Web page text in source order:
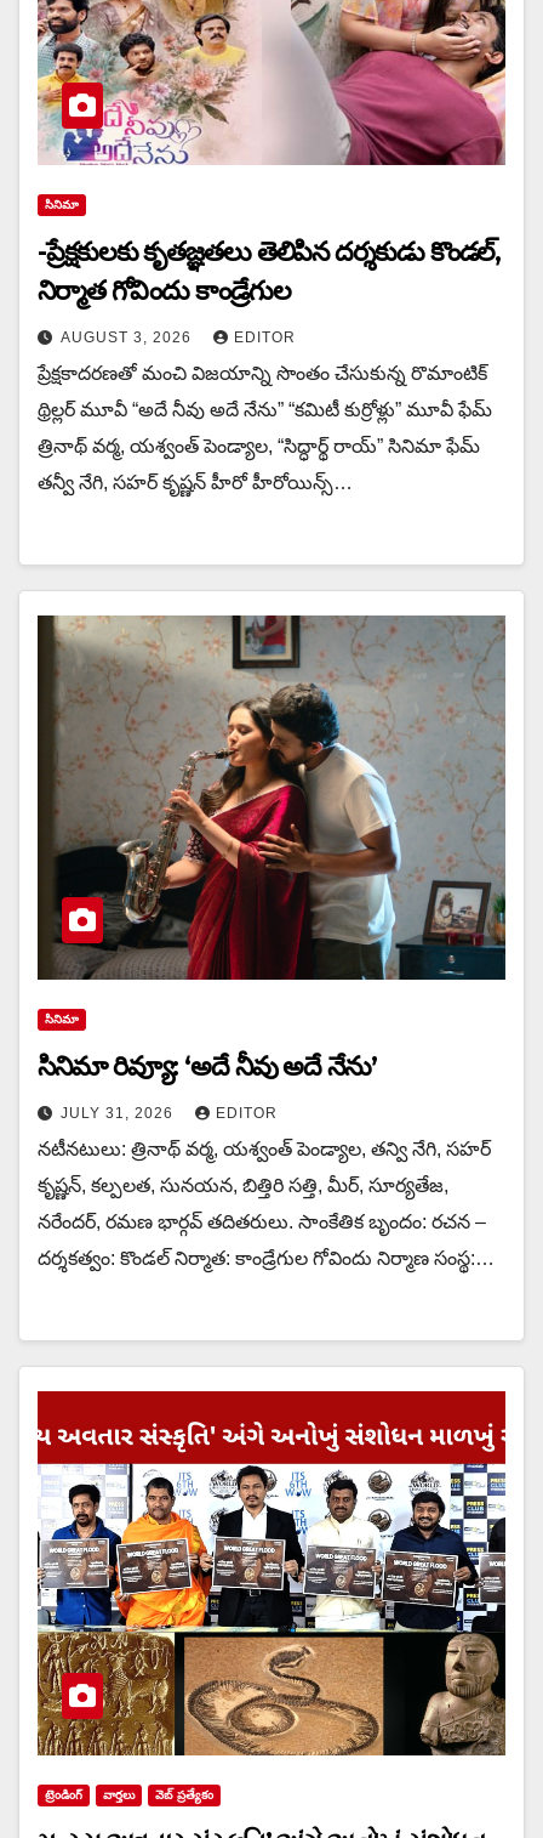
సినిమా
-ప్రేక్షకులకు కృతజ్ఞతలు తెలిపిన దర్శకుడు కొండల్,
నిర్మాత గోవిందు కాండ్రేగుల
AUGUST 3, 2026 EDITOR
ప్రేక్షకాదరణతో మంచి విజయాన్ని సొంతం చేసుకున్న రొమాంటిక్
థ్రిల్లర్ మూవీ “అదే నీవు అదే నేను” “కమిటీ కుర్రోళ్లు” మూవీ ఫేమ్
త్రినాథ్ వర్మ, యశ్వంత్ పెండ్యాల, “సిద్ధార్థ్ రాయ్” సినిమా ఫేమ్
తన్వీ నేగి, సహర్ కృష్ణన్ హీరో హీరోయిన్స్…
సినిమా
సినిమా రివ్యూ: ‘అదే నీవు అదే నేను’
JULY 31, 2026 EDITOR
నటీనటులు: త్రినాథ్ వర్మ, యశ్వంత్ పెండ్యాల, తన్వి నేగి, సహర్
కృష్ణన్, కల్పలత, సునయన, బిత్తిరి సత్తి, మీర్, సూర్యతేజ,
నరేందర్, రమణ భార్గవ్ తదితరులు. సాంకేతిక బృందం: రచన –
దర్శకత్వం: కొండల్ నిర్మాత: కాండ్రేగుల గోవిందు నిర్మాణ సంస్థ:…
ట్రెండింగ్ వార్త‌లు వెబ్ ప్రత్యేకం